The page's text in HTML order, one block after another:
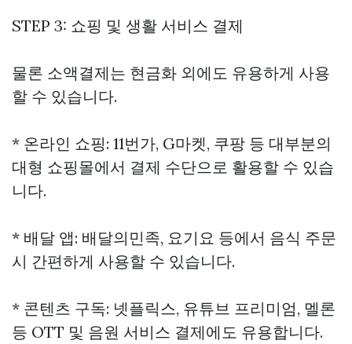
STEP 3: 쇼핑 및 생활 서비스 결제
물론 소액결제는 현금화 외에도 유용하게 사용
할 수 있습니다.
* 온라인 쇼핑: 11번가, G마켓, 쿠팡 등 대부분의
대형 쇼핑몰에서 결제 수단으로 활용할 수 있습
니다.
* 배달 앱: 배달의민족, 요기요 등에서 음식 주문
시 간편하게 사용할 수 있습니다.
* 콘텐츠 구독: 넷플릭스, 유튜브 프리미엄, 멜론
등 OTT 및 음원 서비스 결제에도 유용합니다.